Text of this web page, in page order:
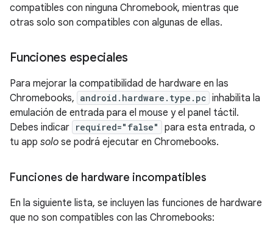
compatibles con ninguna Chromebook, mientras que
otras solo son compatibles con algunas de ellas.
Funciones especiales
Para mejorar la compatibilidad de hardware en las
Chromebooks, android.hardware.type.pc inhabilita la
emulación de entrada para el mouse y el panel táctil.
Debes indicar required="false"
para esta entrada, o
tu app solo se podrá ejecutar en Chromebooks.
Funciones de hardware incompatibles
En la siguiente lista, se incluyen las funciones de hardware
que no son compatibles con las Chromebooks: